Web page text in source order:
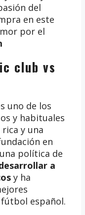
del
en este
por el
club vs
uno de los
y habituales
y una
en
política de
a
y ha
español.